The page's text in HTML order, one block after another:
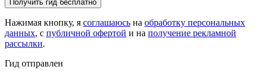
Получить гид бесплатно
Нажимая кнопку, я соглашаюсь на обработку персональных
данных, с публичной офертой и на получение рекламной
рассылки.
Гид отправлен